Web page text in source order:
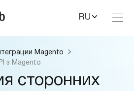
RU
Magento
з Magento
сторонних